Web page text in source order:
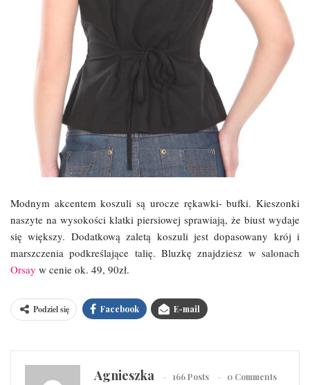
Modnym akcentem koszuli są urocze rękawki- bufki. Kieszonki
naszyte na wysokości klatki piersiowej sprawiają, że biust wydaje
się większy. Dodatkową zaletą koszuli jest dopasowany krój i
marszczenia podkreślające talię. Bluzkę znajdziesz w salonach
Orsay w cenie ok. 49, 90zł.
Podziel się Facebook E-mail
Agnieszka 166 Posts 0 Comments